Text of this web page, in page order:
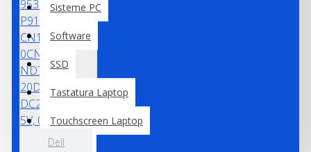
Sisteme PC
Software
SSD
Tastatura Laptop
Touchscreen Laptop
Webcam
Dell